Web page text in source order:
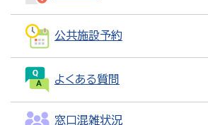
公共施設予約
よくある質問
窓口混雑状況